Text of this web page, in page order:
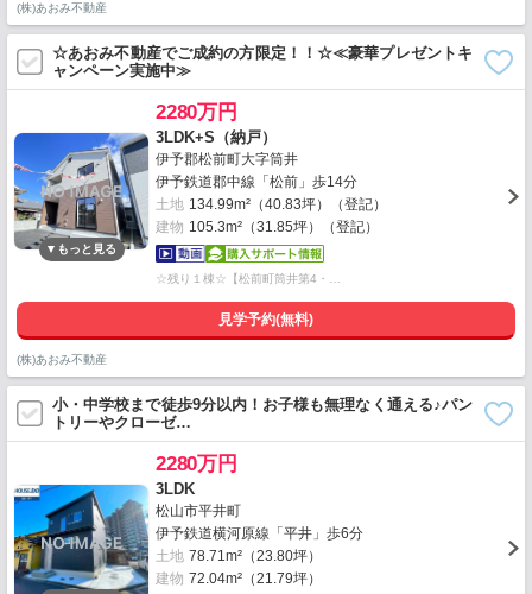
(株)あおみ不動産
☆あおみ不動産でご成約の方限定！！☆≪豪華プレゼントキ
ャンペーン実施中≫
2280万円
3LDK+S（納戸）
伊予郡松前町大字筒井
伊予鉄道郡中線「松前」歩14分
土地 134.99m²（40.83坪）（登記）
建物 105.3m²（31.85坪）（登記）
☆残り１棟☆【松前町筒井第4・…
見学予約(無料)
(株)あおみ不動産
小・中学校まで徒歩9分以内！お子様も無理なく通える♪パン
トリーやクローゼ…
2280万円
3LDK
松山市平井町
伊予鉄道横河原線「平井」歩6分
土地 78.71m²（23.80坪）
建物 72.04m²（21.79坪）